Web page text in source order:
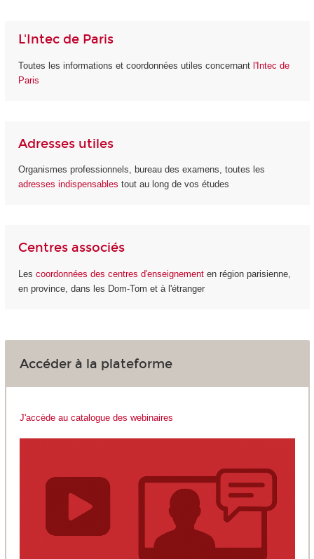
L'Intec de Paris
Toutes les informations et coordonnées utiles concernant l'Intec de
Paris
Adresses utiles
Organismes professionnels, bureau des examens, toutes les
adresses indispensables tout au long de vos études
Centres associés
Les coordonnées des centres d'enseignement en région parisienne,
en province, dans les Dom-Tom et à l'étranger
Accéder à la plateforme
J'accède au catalogue des webinaires